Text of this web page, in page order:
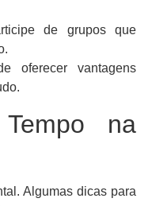
de grupos que
oferecer vantagens
na
Algumas dicas para